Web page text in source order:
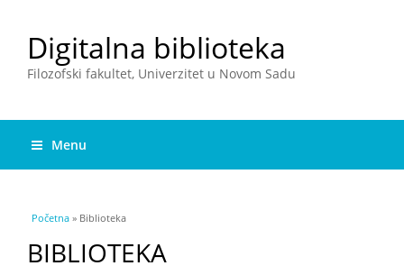
Digitalna biblioteka
Filozofski fakultet, Univerzitet u Novom Sadu
Menu
You are here
Početna » Biblioteka
BIBLIOTEKA